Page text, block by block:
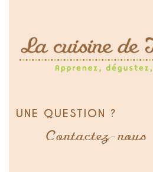
UNE QUESTION ?
Contactez-nous